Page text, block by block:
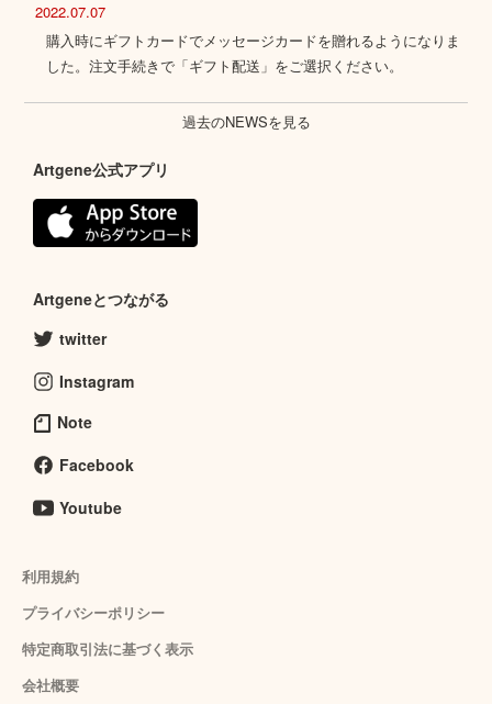
2022.07.07
購入時にギフトカードでメッセージカードを贈れるようになりま
した。注文手続きで「ギフト配送」をご選択ください。
過去のNEWSを見る
Artgene公式アプリ
Artgeneとつながる
twitter
Instagram
Note
Facebook
Youtube
利用規約
プライバシーポリシー
特定商取引法に基づく表示
会社概要